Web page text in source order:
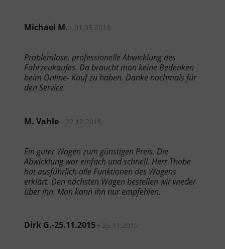
Michael M. - 01.05.2016
Problemlose, professionelle Abwicklung des
Fahrzeukaufes. Da braucht man keine Bedenken
beim Online- Kauf zu haben. Danke nochmals für
den Service.
M. Vahle - 22.12.2015
Ein guter Wagen zum günstigen Preis. Die
Abwicklung war einfach und schnell. Herr Thobe
hat ausführlich alle Funktionen des Wagens
erklärt. Den nächsten Wagen bestellen wir wieder
über ihn. Man kann ihn nur empfehlen.
Dirk G.-25.11.2015 - 25.11.2015